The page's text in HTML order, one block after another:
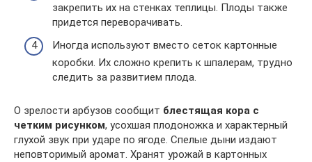
закрепить их на стенках теплицы. Плоды также
придется переворачивать.
Иногда используют вместо сеток картонные
коробки. Их сложно крепить к шпалерам, трудно
следить за развитием плода.
О зрелости арбузов сообщит блестящая кора с
четким рисунком, усохшая плодоножка и характерный
глухой звук при ударе по ягоде. Спелые дыни издают
неповторимый аромат. Хранят урожай в картонных